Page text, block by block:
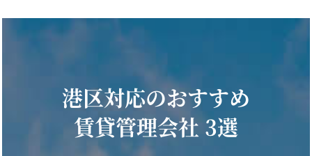
港区対応のおすすめ
賃貸管理会社 3選